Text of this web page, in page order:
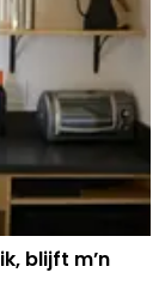
blijft m’n